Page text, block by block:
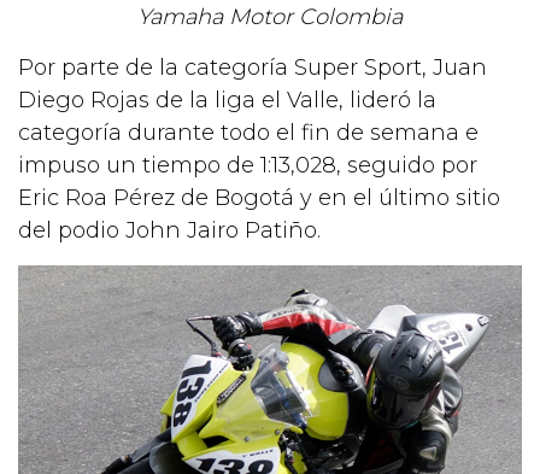
Yamaha Motor Colombia
Por parte de la categoría Super Sport, Juan
Diego Rojas de la liga el Valle, lideró la
categoría durante todo el fin de semana e
impuso un tiempo de 1:13,028, seguido por
Eric Roa Pérez de Bogotá y en el último sitio
del podio John Jairo Patiño.